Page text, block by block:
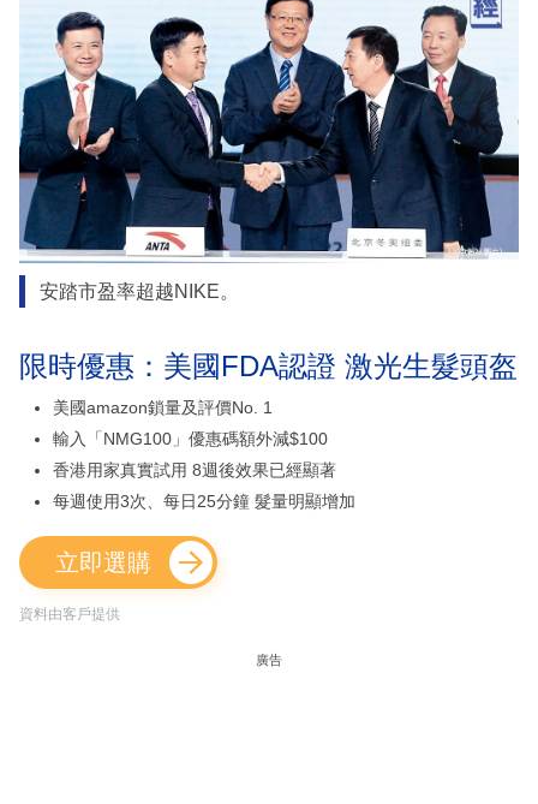
安踏市盈率超越NIKE。
限時優惠：美國FDA認證 激光生髮頭盔
美國amazon鎖量及評價No. 1
輸入「NMG100」優惠碼額外減$100
香港用家真實試用 8週後效果已經顯著
每週使用3次、每日25分鐘 髮量明顯增加
立即選購
資料由客戶提供
廣告